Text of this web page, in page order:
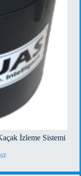
İzleme Sistemi